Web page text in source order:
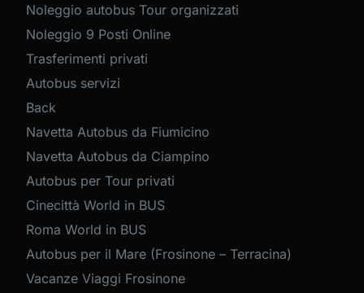
Noleggio autobus Tour organizzati
Noleggio 9 Posti Online
Trasferimenti privati
Autobus servizi
Back
Navetta Autobus da Fiumicino
Navetta Autobus da Ciampino
Autobus per Tour privati
Cinecittà World in BUS
Roma World in BUS
Autobus per il Mare (Frosinone – Terracina)
Vacanze Viaggi Frosinone